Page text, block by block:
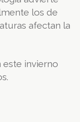
los de
afectan la
invierno